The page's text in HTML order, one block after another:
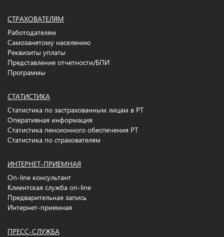
СТРАХОВАТЕЛЯМ
Работодателям
Самозанятому населению
Реквизиты уплаты
Представление отчетности/БПИ
Программы
СТАТИСТИКА
Статистика по застрахованным лицам в РТ
Оперативная информация
Статистика пенсионного обеспечения РТ
Статистика по страхователям
ИНТЕРНЕТ-ПРИЕМНАЯ
On-line консультант
Клиентская служба on-line
Предварительная запись
Интернет-приемная
ПРЕСС-СЛУЖБА